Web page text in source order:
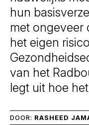
hun
met ongeveer
het eigen
van het
legt uit hoe
DOOR: RASHEED